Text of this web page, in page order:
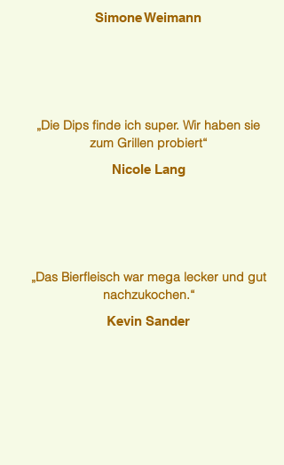
Simone Weimann
„Die Dips finde ich super. Wir haben sie
zum Grillen probiert“
Nicole Lang
„Das Bierfleisch war mega lecker und gut
nachzukochen.“
Kevin Sander